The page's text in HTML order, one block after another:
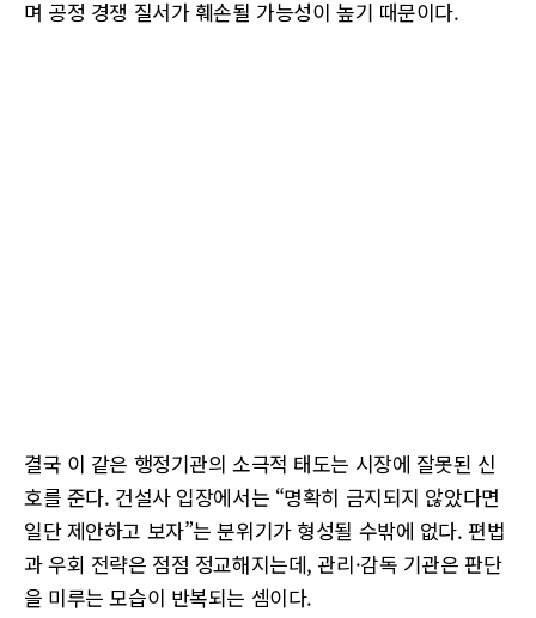
며 공정 경쟁 질서가 훼손될 가능성이 높기 때문이다.
결국 이 같은 행정기관의 소극적 태도는 시장에 잘못된 신
호를 준다. 건설사 입장에서는 “명확히 금지되지 않았다면
일단 제안하고 보자”는 분위기가 형성될 수밖에 없다. 편법
과 우회 전략은 점점 정교해지는데, 관리·감독 기관은 판단
을 미루는 모습이 반복되는 셈이다.